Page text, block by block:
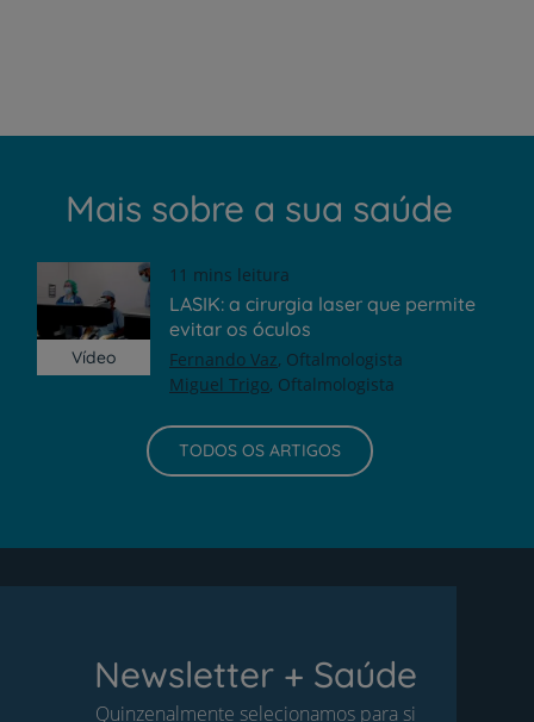
Mais sobre a sua saúde
Vídeo
11 mins leitura
LASIK: a cirurgia laser que permite
evitar os óculos
Fernando Vaz Oftalmologista
Miguel Trigo Oftalmologista
TODOS OS ARTIGOS
Newsletter + Saúde
Quinzenalmente selecionamos para si